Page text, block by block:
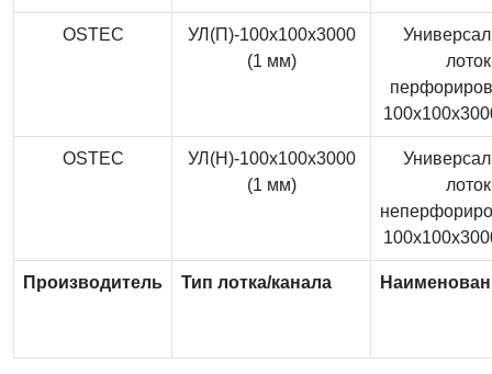
OSTEC
УЛ(П)-100x100x3000
(1 мм)
лоток
OSTEC
УЛ(Н)-100x100x3000
(1 мм)
лоток
Производитель Тип лотка/канала